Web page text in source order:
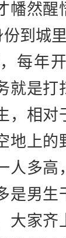
幡然
到城里
每年
就是
相对
地上
人多
是男
大家